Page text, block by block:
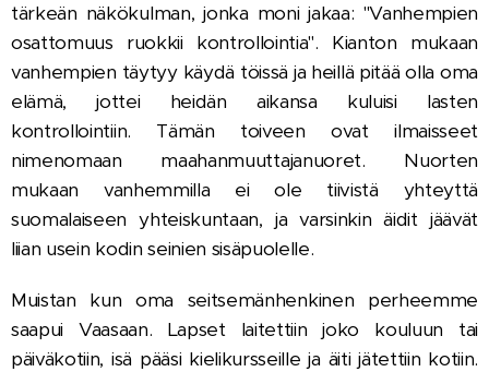
tärkeän näkökulman, jonka moni jakaa: "Vanhempien
osattomuus ruokkii kontrollointia". Kianton mukaan
vanhempien täytyy käydä töissä ja heillä pitää olla oma
elämä, jottei heidän aikansa kuluisi lasten
kontrollointiin. Tämän toiveen ovat ilmaisseet
nimenomaan maahanmuuttajanuoret. Nuorten
mukaan vanhemmilla ei ole tiivistä yhteyttä
suomalaiseen yhteiskuntaan, ja varsinkin äidit jäävät
liian usein kodin seinien sisäpuolelle.
Muistan kun oma seitsemänhenkinen perheemme
saapui Vaasaan. Lapset laitettiin joko kouluun tai
päiväkotiin, isä pääsi kielikursseille ja äiti jätettiin kotiin.